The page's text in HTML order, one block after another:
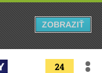
24
ZOBRAZIŤ